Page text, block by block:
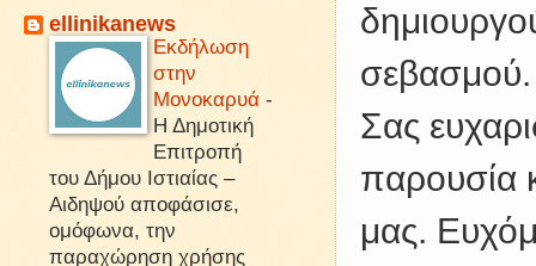
σεβασμού.
Σας
παρουσία
μας.
ellinikanews
Εκδήλωση
στην
Μονοκαρυά -
Η Δημοτική
Επιτροπή
του Δήμου Ιστιαίας –
Αιδηψού αποφάσισε,
ομόφωνα, την
παραχώρηση χρήσης